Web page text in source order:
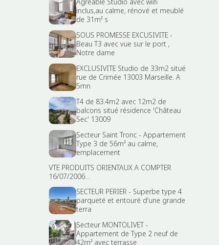
inclus,au calme, rénové et meublé
de 31m² s
SOUS PROMESSE EXCUSIVITE -
Beau T3 avec vue sur le port ,
Notre dame
EXCLUSIVITE Studio de 33m2 situé
rue de Crimée 13003 Marseille. A
5mn
T4 de 83.4m2 avec 12m2 de
balcons situé résidence 'Château
Sec' 13009
Secteur Saint Tronc - Appartement
Type 3 de 56m² au calme,
emplacement
VTE PRODUITS ORIENTAUX A COMPTER
16/07/2006…
SECTEUR PERIER - Superbe type 4
parqueté et entouré d'une grande
terra
Secteur MONTOLIVET -
Appartement de Type 2 neuf de
42m² avec terrasse